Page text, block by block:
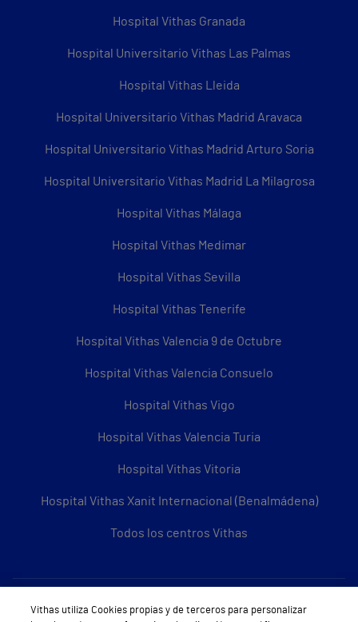
Hospital Vithas Granada
Hospital Universitario Vithas Las Palmas
Hospital Vithas Lleida
Hospital Universitario Vithas Madrid Aravaca
Hospital Universitario Vithas Madrid Arturo Soria
Hospital Universitario Vithas Madrid La Milagrosa
Hospital Vithas Málaga
Hospital Vithas Medimar
Hospital Vithas Sevilla
Hospital Vithas Tenerife
Hospital Vithas Valencia 9 de Octubre
Hospital Vithas Valencia Consuelo
Hospital Vithas Vigo
Hospital Vithas Valencia Turia
Hospital Vithas Vitoria
Hospital Vithas Xanit Internacional (Benalmádena)
Todos los centros Vithas
Sobre Vithas
Vithas utiliza Cookies propias y de terceros para personalizar